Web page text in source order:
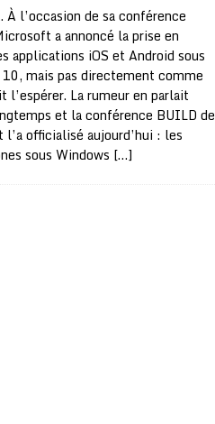
À l’occasion de sa conférence
a annoncé la prise en
applications iOS et Android sous
mais pas directement comme
l’espérer. La rumeur en parlait
et la conférence BUILD de
officialisé aujourd’hui : les
sous Windows […]